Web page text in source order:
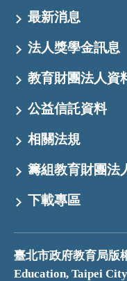
最新消息
法人獎學金訊息
教育財團法人資
公益信託資料
相關法規
籌組教育財團法
下載專區
臺北市政府教育局版
Education, Taipei